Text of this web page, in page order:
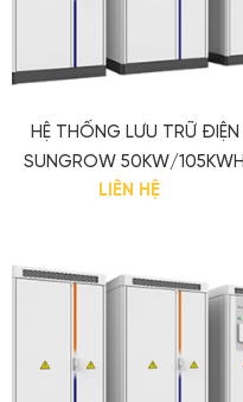
HỆ THỐNG LƯU TRỮ ĐIỆN
SUNGROW 50KW/105KWH
LIÊN HỆ